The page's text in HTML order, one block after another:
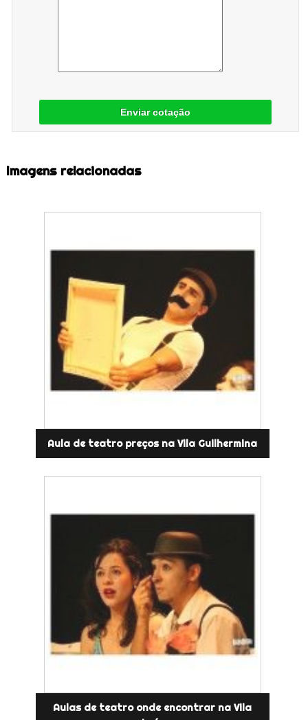
Enviar cotação
Imagens relacionadas
Aula de teatro preços na Vila Guilhermina
Aulas de teatro onde encontrar na Vila